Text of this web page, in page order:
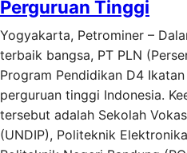
Perguruan Tinggi
Yogyakarta, Petrominer –
terbaik bangsa, PT PLN
Program Pendidikan D4
perguruan tinggi Indonesia.
tersebut adalah Sekolah
(UNDIP), Politeknik